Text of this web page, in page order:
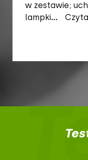
w zestawie;
lampki...